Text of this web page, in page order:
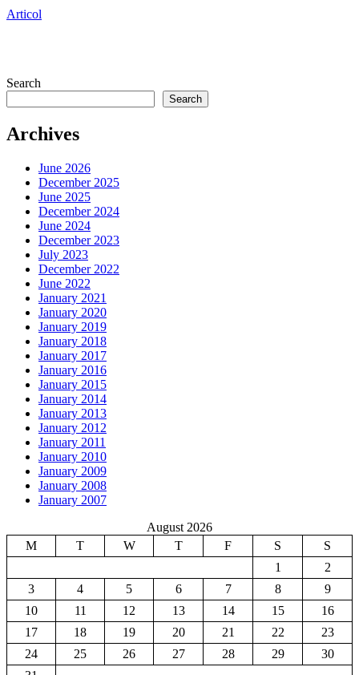
Articol
Search
Search
Archives
June 2026
December 2025
June 2025
December 2024
June 2024
December 2023
July 2023
December 2022
June 2022
January 2021
January 2020
January 2019
January 2018
January 2017
January 2016
January 2015
January 2014
January 2013
January 2012
January 2011
January 2010
January 2009
January 2008
January 2007
August 2026
M
T W T F S
S
1
2
3
4 5 6 7 8
9
10
11 12 13 14 15
16
17
18 19 20 21 22
23
24
25 26 27 28 29
30